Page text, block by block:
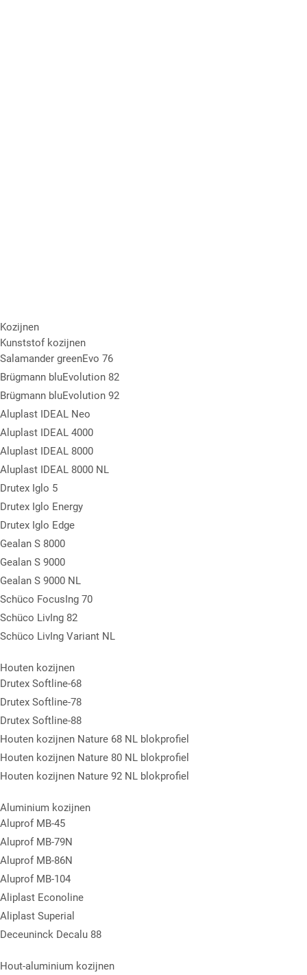
Kozijnen
Kunststof kozijnen
Salamander greenEvo 76
Brügmann bluEvolution 82
Brügmann bluEvolution 92
Aluplast IDEAL Neo
Aluplast IDEAL 4000
Aluplast IDEAL 8000
Aluplast IDEAL 8000 NL
Drutex Iglo 5
Drutex Iglo Energy
Drutex Iglo Edge
Gealan S 8000
Gealan S 9000
Gealan S 9000 NL
Schüco FocusIng 70
Schüco LivIng 82
Schüco LivIng Variant NL
Houten kozijnen
Drutex Softline-68
Drutex Softline-78
Drutex Softline-88
Houten kozijnen Nature 68 NL blokprofiel
Houten kozijnen Nature 80 NL blokprofiel
Houten kozijnen Nature 92 NL blokprofiel
Aluminium kozijnen
Aluprof MB-45
Aluprof MB-79N
Aluprof MB-86N
Aluprof MB-104
Aliplast Econoline
Aliplast Superial
Deceuninck Decalu 88
Hout-aluminium kozijnen